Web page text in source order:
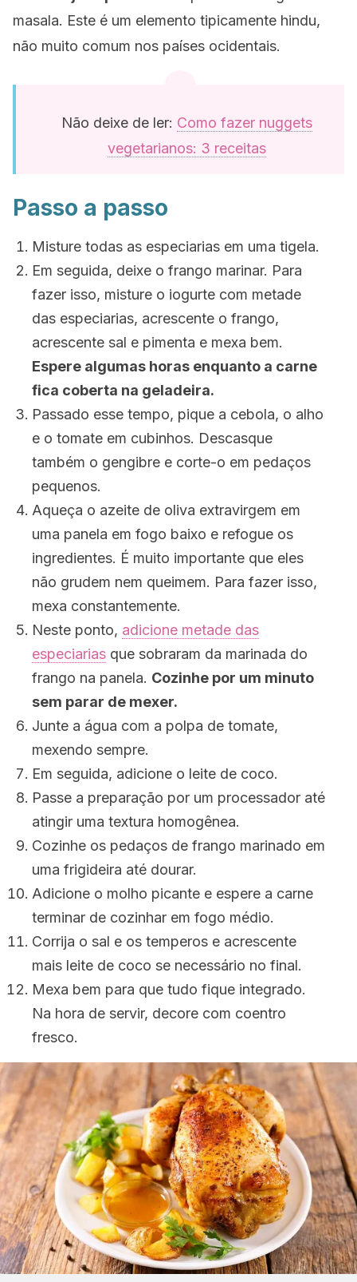
masala. Este é um elemento tipicamente hindu,
não muito comum nos países ocidentais.
Não deixe de ler: Como fazer nuggets
vegetarianos: 3 receitas
Passo a passo
Misture todas as especiarias em uma tigela.
Em seguida, deixe o frango marinar. Para
fazer isso, misture o iogurte com metade
das especiarias, acrescente o frango,
acrescente sal e pimenta e mexa bem.
Espere algumas horas enquanto a carne
fica coberta na geladeira.
Passado esse tempo, pique a cebola, o alho
e o tomate em cubinhos. Descasque
também o gengibre e corte-o em pedaços
pequenos.
Aqueça o azeite de oliva extravirgem em
uma panela em fogo baixo e refogue os
ingredientes. É muito importante que eles
não grudem nem queimem. Para fazer isso,
mexa constantemente.
Neste ponto, adicione metade das
especiarias que sobraram da marinada do
frango na panela. Cozinhe por um minuto
sem parar de mexer.
Junte a água com a polpa de tomate,
mexendo sempre.
Em seguida, adicione o leite de coco.
Passe a preparação por um processador até
atingir uma textura homogênea.
Cozinhe os pedaços de frango marinado em
uma frigideira até dourar.
Adicione o molho picante e espere a carne
terminar de cozinhar em fogo médio.
Corrija o sal e os temperos e acrescente
mais leite de coco se necessário no final.
Mexa bem para que tudo fique integrado.
Na hora de servir, decore com coentro
fresco.